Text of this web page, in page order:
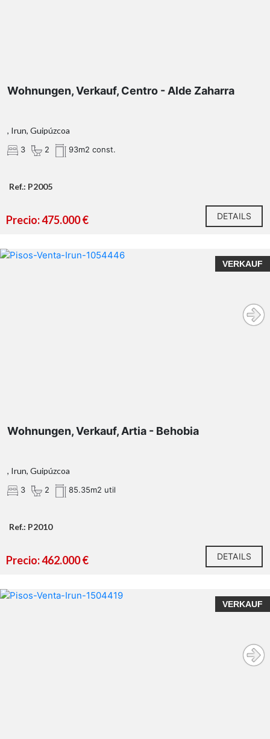
Wohnungen, Verkauf, Centro - Alde Zaharra
, Irun, Guipúzcoa
3 2 93m2 const.
Ref.: P2005
Precio: 475.000 € DETAILS
VERKAUF
Wohnungen, Verkauf, Artia - Behobia
, Irun, Guipúzcoa
3 2 85.35m2 util
Ref.: P2010
Precio: 462.000 € DETAILS
VERKAUF